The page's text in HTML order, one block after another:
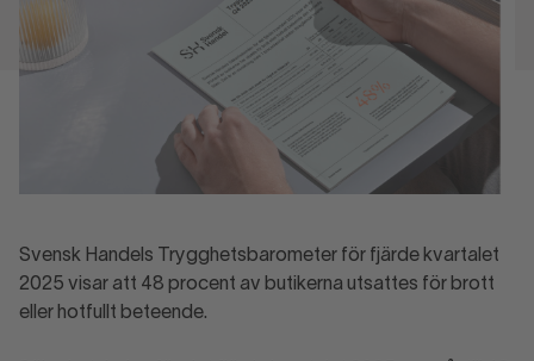
Svensk Handels Trygghetsbarometer för fjärde kvartalet
2025 visar att 48 procent av butikerna utsattes för brott
eller hotfullt beteende.